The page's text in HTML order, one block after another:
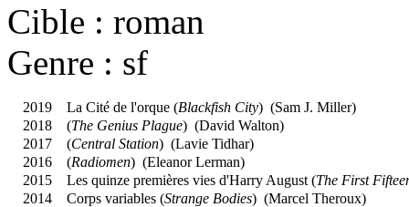
Cible : roman
Genre : sf
2019 La Cité de l'orque (Blackfish City) (Sam J. Miller)
2018
(The Genius Plague) (David Walton)
2017
(Central Station) (Lavie Tidhar)
2016
(Radiomen) (Eleanor Lerman)
2015
Les quinze premières vies d'Harry August (The First
2014
Corps variables (Strange Bodies) (Marcel Theroux)